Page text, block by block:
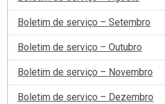
Boletim de serviço – Setembro
Boletim de serviço – Outubro
Boletim de serviço – Novembro
Boletim de serviço – Dezembro